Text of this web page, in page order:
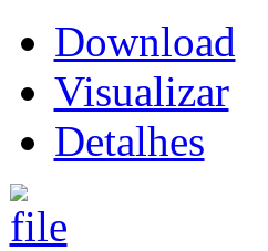
Download
Visualizar
Detalhes